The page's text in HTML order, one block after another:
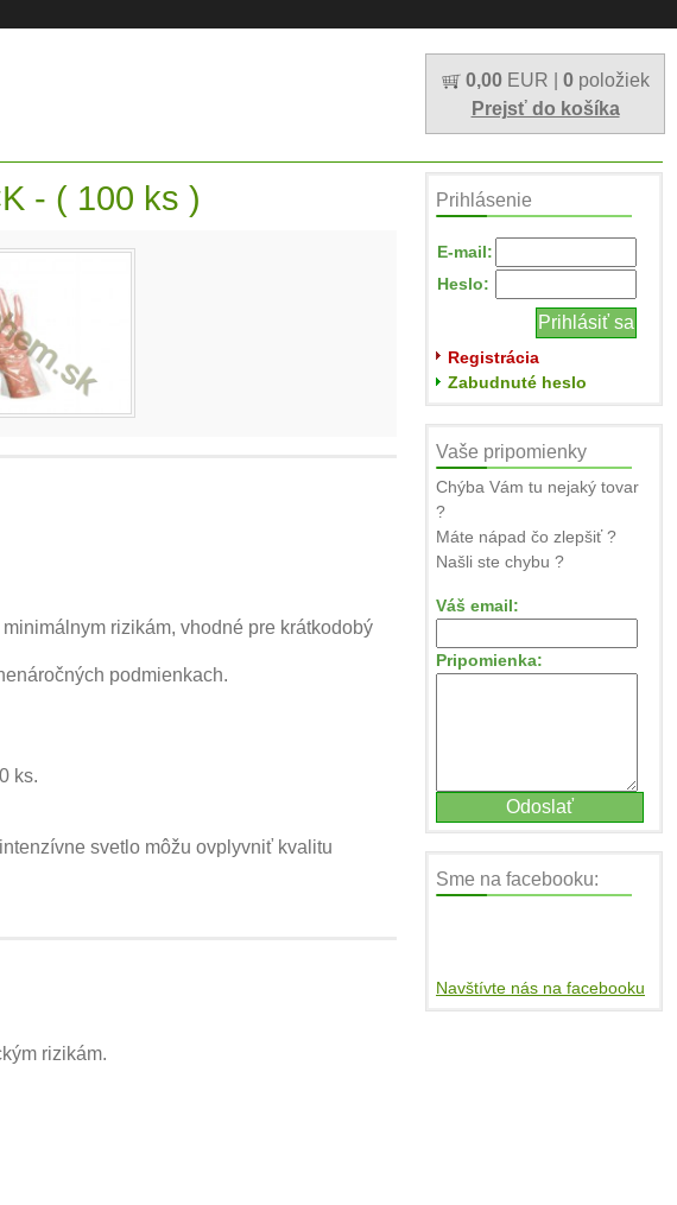
0,00 EUR | 0 položiek
Prejsť do košíka
- ( 100 ks )
rizikám, vhodné pre krátkodobý
podmienkach.
ks.
svetlo môžu ovplyvniť kvalitu
rizikám.
Prihlásenie
E-mail:
Heslo:
Registrácia
Zabudnuté heslo
Vaše pripomienky
Chýba Vám tu nejaký tovar
?
Máte nápad čo zlepšiť ?
Našli ste chybu ?
Váš email:
Pripomienka:
Sme na facebooku:
Navštívte nás na facebooku